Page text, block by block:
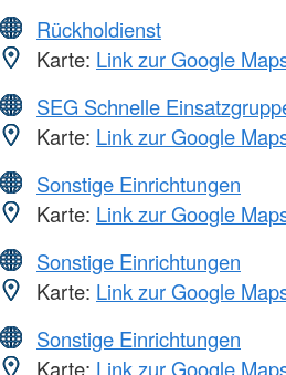
Rückholdienst
Karte: Link zur Google
SEG Schnelle
Karte: Link zur Google
Sonstige Einrichtungen
Karte: Link zur Google
Sonstige Einrichtungen
Karte: Link zur Google
Sonstige Einrichtungen
Karte: Link zur Google